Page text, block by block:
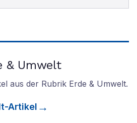
& Umwelt
aus der Rubrik Erde & Umwelt.
-Artikel